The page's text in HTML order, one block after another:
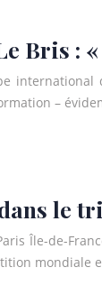
Bris :
–
le
Île-de-
mondiale